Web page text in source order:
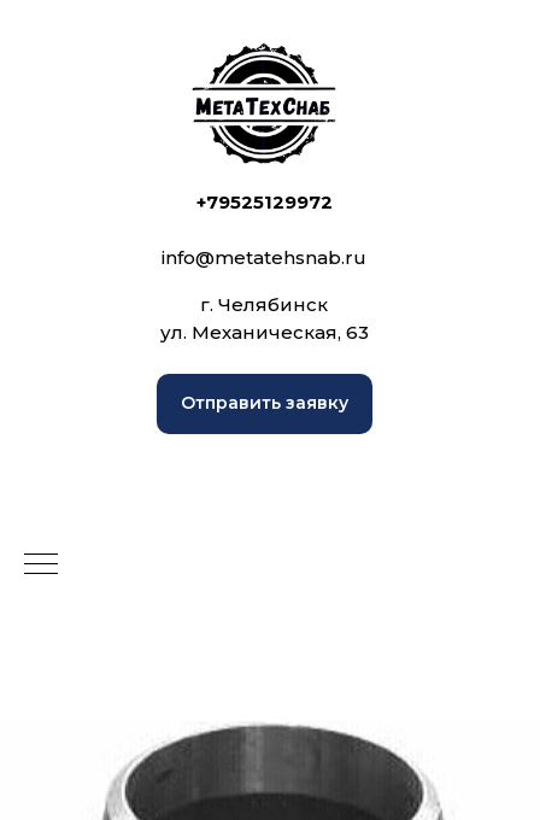
+79525129972
info@metatehsnab.ru
г. Челябинск
ул. Механическая, 63
Отправить заявку